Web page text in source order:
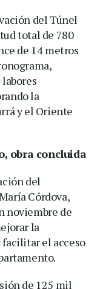
del Túnel
total de 780
de 14 metros
la
y el Oriente
obra concluida
del
Córdova,
noviembre de
la
el acceso
de 125 mil